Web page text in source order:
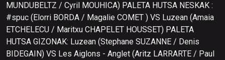
MUNDUBELTZ / Cyril MOUHICA) PALETA HUTSA NESKAK :
#spuc (Elorri BORDA / Magalie COMET ) VS Luzean (Amaia
ETCHELECU / Maritxu CHAPELET HOUSSET) PALETA
HUTSA GIZONAK: Luzean (Stephane SUZANNE / Denis
BIDEGAIN) VS Les Aiglons - Anglet (Aritz LARRARTE / Paul